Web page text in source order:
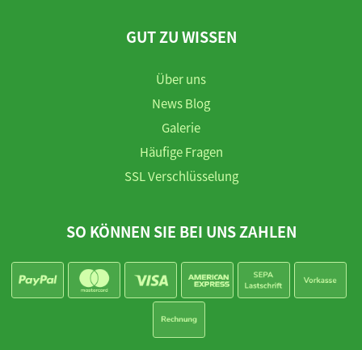
GUT ZU WISSEN
Über uns
News Blog
Galerie
Häufige Fragen
SSL Verschlüsselung
SO KÖNNEN SIE BEI UNS ZAHLEN